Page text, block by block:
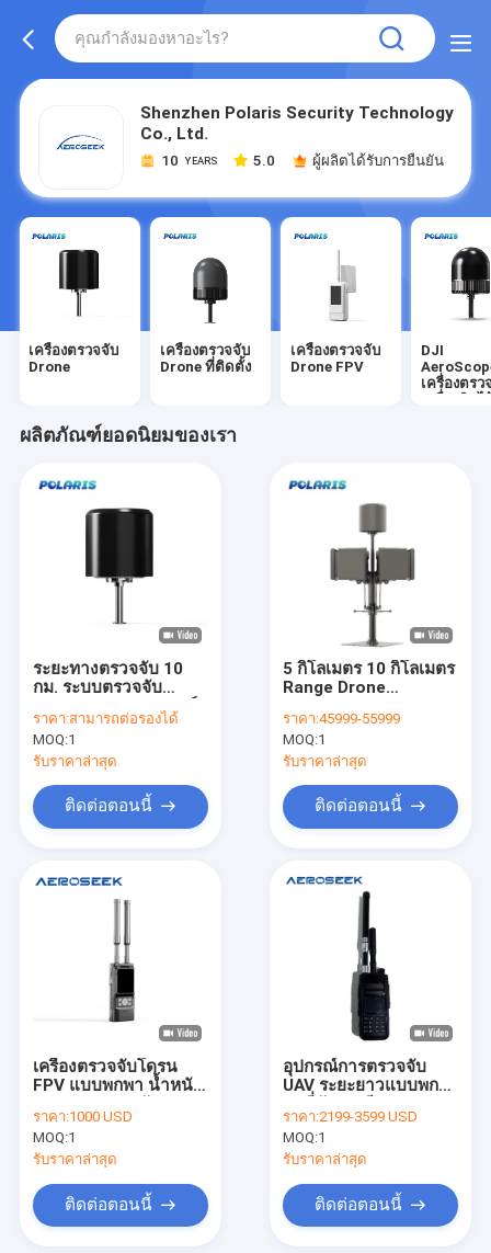
Shenzhen Polaris Security Technology
Co., Ltd.
10 YEARS 5.0 ผู้ผลิตได้รับการยืนยัน
เครื่องตรวจจับ
Drone
เครื่องตรวจจับ
Drone ที่ติดตั้ง
เครื่องตรวจจับ
Drone FPV
DJI
เครื่องตรว
ผลิตภัณฑ์ยอดนิยมของเรา
ระยะทางตรวจจับ 10
กม. ระบบตรวจจับ
ที่ใช้เทคโนโลยี RF สา
มารถดําเนินการต่อเนื่อง
ได้ 24 ชั่วโมง
ราคา:สามารถต่อรองได้
MOQ:1
รับราคาล่าสุด
ติดต่อตอนนี้
5 กิโลเมตร 10 กิโลเมตร
Range Drone
ราคา:45999-55999
MOQ:1
รับราคาล่าสุด
ติดต่อตอนนี้
เครื่องตรวจจับโดรน
FPV แบบพกพา น้ำหนัก
พร้อมแบตเตอรี่ใช้งาน 6
ชั่วโมง
ราคา:1000 USD
MOQ:1
รับราคาล่าสุด
ติดต่อตอนนี้
อุปกรณ์การตรวจจับ
UAV ระยะยาวแบบพก
สามารถในการตรวจจับ
หลายแดนในเวลาจริง
เพื่อความปลอดภัยและ
ราคา:2199-3599 USD
MOQ:1
รับราคาล่าสุด
ติดต่อตอนนี้